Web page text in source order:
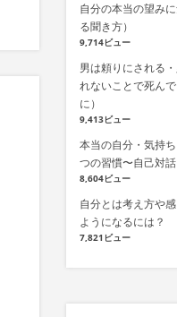
自分の本当の望み
る聞き方）
9,714ビュー
男は頼りにされる
れないことで死ん
に）
9,413ビュー
本当の自分・気持
つの習慣〜自己対
8,604ビュー
自分とは考え方や
ようになるには？
7,821ビュー